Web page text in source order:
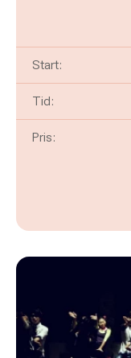
Start:
Tid:
Pris: